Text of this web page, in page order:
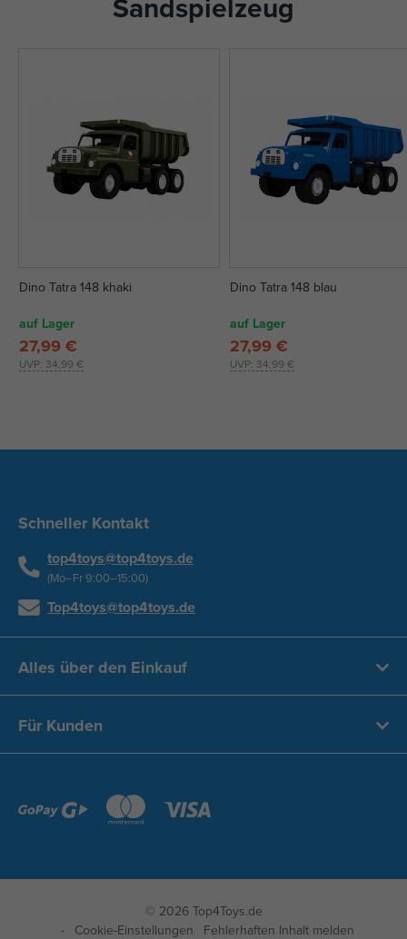
Sandspielzeug
Dino Tatra 148 khaki
auf Lager
UVP: 34,99 €
27,99 €
Dino Tatra 148 blau
auf Lager
UVP: 34,99 €
27,99 €
Schneller Kontakt
top4toys@top4toys.de
(Mo–Fr 9:00–15:00)
Top4toys@top4toys.de
Alles über den Einkauf
Für Kunden
© 2026 Top4Toys.de
Cookie-Einstellungen
Fehlerhaften Inhalt melden